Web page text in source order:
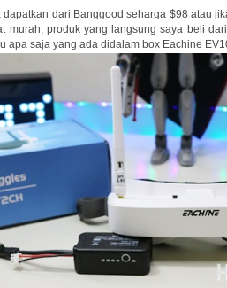
dapatkan dari Banggood seharga $98 atau
murah, produk yang langsung saya beli
apa saja yang ada didalam box Eachine